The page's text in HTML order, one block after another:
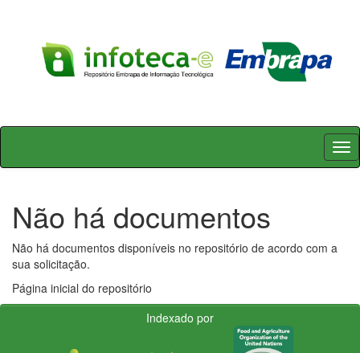
Skip
Não há documentos
Não há documentos disponíveis no repositório de acordo com a
sua solicitação.
Página inicial do repositório
Indexado por